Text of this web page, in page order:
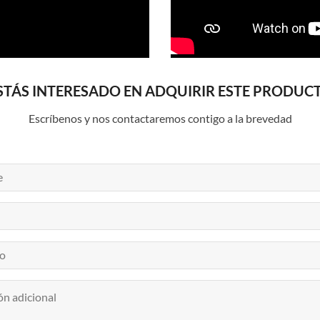
INTERESADO EN ADQUIRIR ESTE
Escríbenos y nos contactaremos contigo a la brevedad